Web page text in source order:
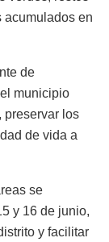
acumulados en
de
municipio
preservar los
de vida a
se
y 16 de junio,
y facilitar